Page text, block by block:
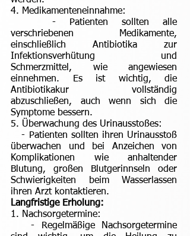
4. Medikamenteneinnahme:
- Patienten sollten alle
verschriebenen Medikamente,
einschließlich Antibiotika zur
Infektionsverhütung und
Schmerzmittel, wie angewiesen
einnehmen. Es ist wichtig, die
Antibiotikakur vollständig
abzuschließen, auch wenn sich die
Symptome bessern.
5. Überwachung des Urinausstoßes:
- Patienten sollten ihren Urinausstoß
überwachen und bei Anzeichen von
Komplikationen wie anhaltender
Blutung, großen Blutgerinnseln oder
Schwierigkeiten beim Wasserlassen
ihren Arzt kontaktieren.
Langfristige Erholung:
1. Nachsorgetermine:
- Regelmäßige Nachsorgetermine